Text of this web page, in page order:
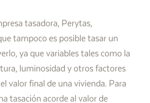
tasadora, Perytas,
tampoco es posible tasar un
ya que variables tales como la
luminosidad y otros factores
valor final de una vivienda. Para
tasación acorde al valor de